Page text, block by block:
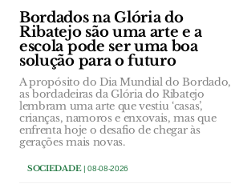
Bordados na Glória do
Ribatejo são uma arte e a
escola pode ser uma boa
solução para o futuro
A propósito do Dia Mundial do Bordado,
as bordadeiras da Glória do Ribatejo
lembram uma arte que vestiu ‘casas’,
crianças, namoros e enxovais, mas que
enfrenta hoje o desafio de chegar às
gerações mais novas.
SOCIEDADE| 08-08-2026